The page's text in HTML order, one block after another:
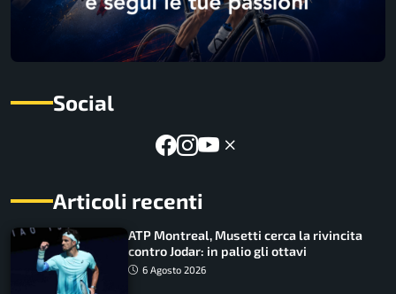
Social
Articoli recenti
ATP Montreal, Musetti cerca la rivincita
contro Jodar: in palio gli ottavi
6 Agosto 2026